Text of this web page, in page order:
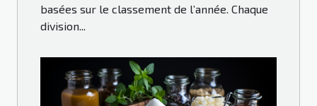
basées sur le classement de l’année. Chaque
division...